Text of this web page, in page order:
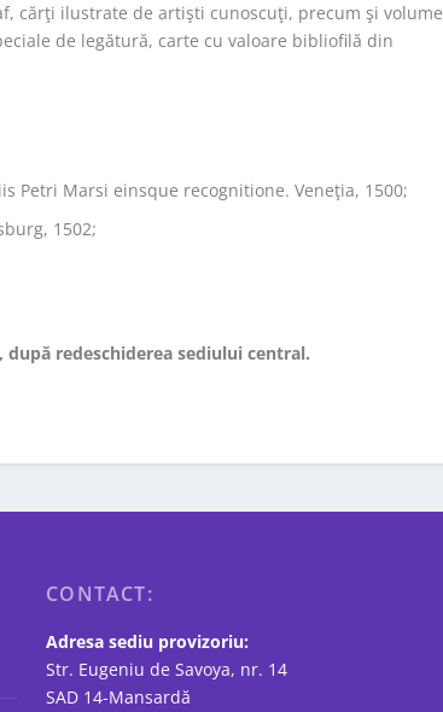
cărţi ilustrate de artişti cunoscuţi, precum şi volume
de legătură, carte cu valoare bibliofilă din
Petri Marsi einsque recognitione. Veneţia, 1500;
1502;
redeschiderea sediului central.
CONTACT:
Adresa sediu provizoriu:
Str. Eugeniu de Savoya, nr. 14
SAD 14-Mansardă